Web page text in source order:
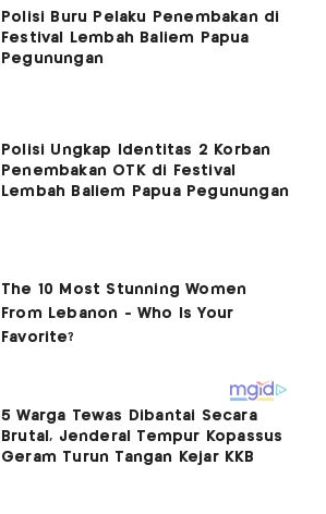
Polisi Buru Pelaku Penembakan di
Festival Lembah Baliem Papua
Pegunungan
Polisi Ungkap Identitas 2 Korban
Penembakan OTK di Festival
Lembah Baliem Papua Pegunungan
5 Warga Tewas Dibantai Secara
Brutal, Jenderal Tempur Kopassus
Geram Turun Tangan Kejar KKB